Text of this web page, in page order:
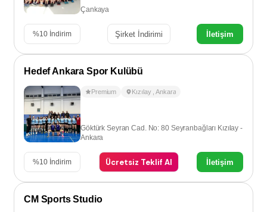
Çankaya
%10 İndirim Şirket İndirimi İletişim
Hedef Ankara Spor Kulübü
Premium Kızılay ,Ankara
Göktürk Seyran Cad. No: 80 Seyranbağları Kızılay -
Ankara
%10 İndirim Ücretsiz Teklif Al İletişim
CM Sports Studio